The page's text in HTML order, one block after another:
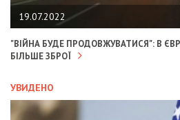
19.07.2022
"ВІЙНА БУДЕ ПРОДОВЖУВАТИСЯ": В
БІЛЬШЕ ЗБРОЇ
УВИДЕНО